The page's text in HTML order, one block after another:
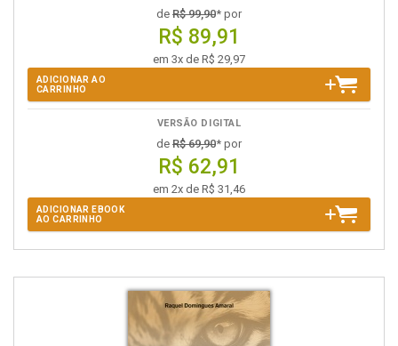
de R$ 99,90* por
R$ 89,91
em 3x de R$ 29,97
ADICIONAR AO
CARRINHO
VERSÃO DIGITAL
de R$ 69,90* por
R$ 62,91
em 2x de R$ 31,46
ADICIONAR EBOOK
AO CARRINHO